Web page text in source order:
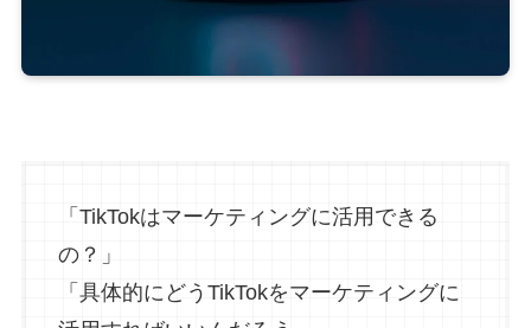
「TikTokはマーケティングに活用できる
の？」
「具体的にどうTikTokをマーケティングに